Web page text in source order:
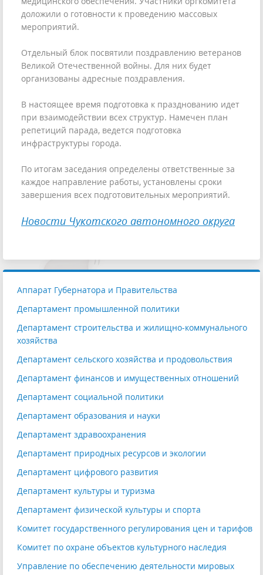
доложили о готовности к проведению массовых
мероприятий.
Отдельный блок посвятили поздравлению ветеранов
Великой Отечественной войны. Для них будет
организованы адресные поздравления.
В настоящее время подготовка к празднованию идет
при взаимодействии всех структур. Намечен план
репетиций парада, ведется подготовка
инфраструктуры города.
По итогам заседания определены ответственные за
каждое направление работы, установлены сроки
завершения всех подготовительных мероприятий.
Новости Чукотского автономного округа
Аппарат Губернатора и Правительства
Департамент промышленной политики
Департамент строительства и жилищно-коммунального
хозяйства
Департамент сельского хозяйства и продовольствия
Департамент финансов и имущественных отношений
Департамент социальной политики
Департамент образования и науки
Департамент здравоохранения
Департамент природных ресурсов и экологии
Департамент цифрового развития
Департамент культуры и туризма
Департамент физической культуры и спорта
Комитет государственного регулирования цен и тарифов
Комитет по охране объектов культурного наследия
Управление по обеспечению деятельности мировых